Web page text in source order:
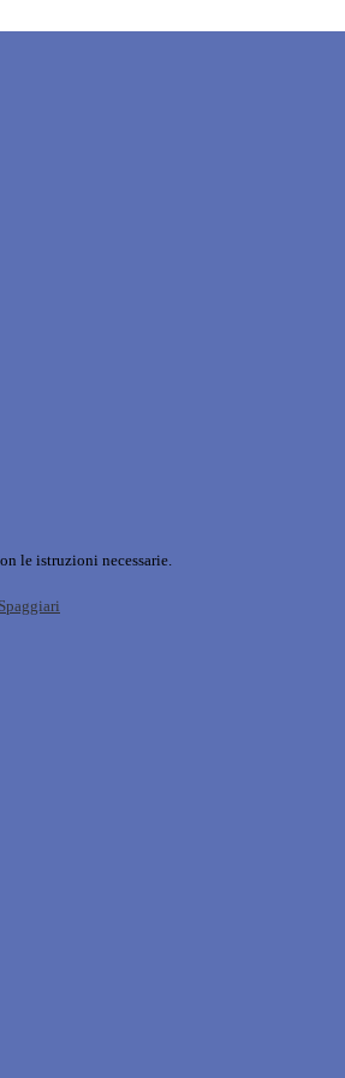
le istruzioni necessarie.